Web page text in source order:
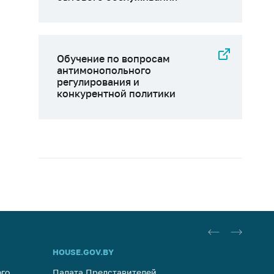
Обучение по вопросам
антимонопольного
регулирования и
конкурентной политики
HOUSE.GOV.BY